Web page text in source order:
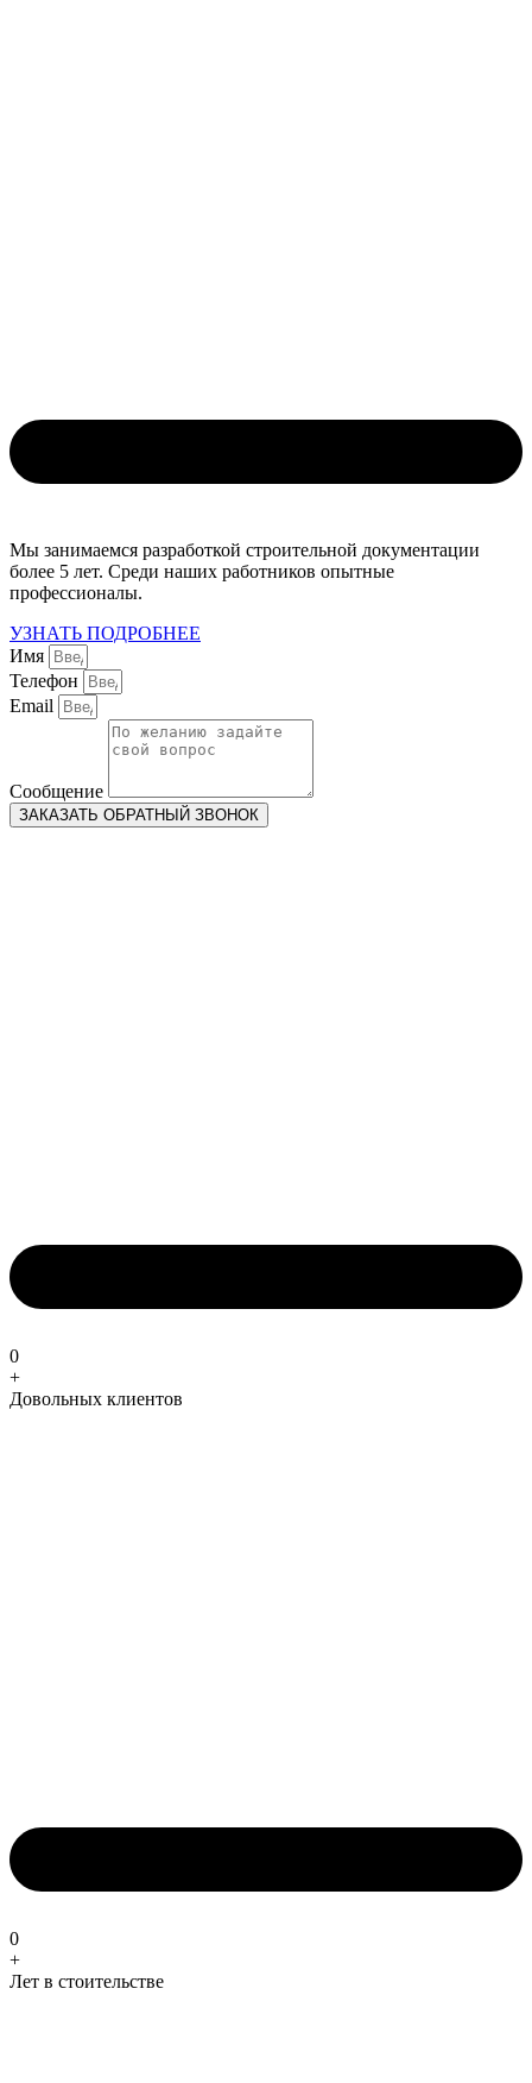
Мы занимаемся разработкой строительной документации
более 5 лет. Среди наших работников опытные
профессионалы.
УЗНАТЬ ПОДРОБНЕЕ
Имя
Телефон
Email
Сообщение
ЗАКАЗАТЬ ОБРАТНЫЙ ЗВОНОК
0
+
Довольных клиентов
0
+
Лет в стоительстве